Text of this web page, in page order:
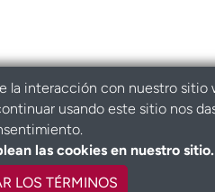
la interacción con nuestro sitio
usando este sitio nos
las cookies en nuestro sitio.
LOS TÉRMINOS